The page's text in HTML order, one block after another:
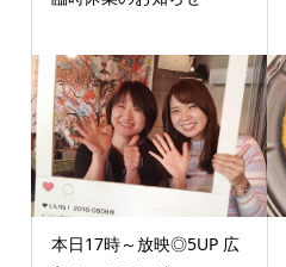
本日17時～放映◎5UP 広